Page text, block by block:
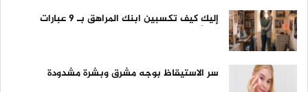
إليكِ كيف تكسبين ابنك المراهق بـ 9 عبارات
سر الاستيقاظ بوجه مشرق وبشرة مشدودة